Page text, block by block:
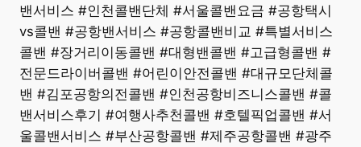
밴서비스 #인천콜밴단체 #서울콜밴요금 #공항택시
vs콜밴 #공항밴서비스 #공항콜밴비교 #특별서비스
콜밴 #장거리이동콜밴 #대형밴콜밴 #고급형콜밴 #
전문드라이버콜밴 #어린이안전콜밴 #대규모단체콜
밴 #김포공항의전콜밴 #인천공항비즈니스콜밴 #콜
밴서비스후기 #여행사추천콜밴 #호텔픽업콜밴 #서
울콜밴서비스 #부산공항콜밴 #제주공항콜밴 #광주